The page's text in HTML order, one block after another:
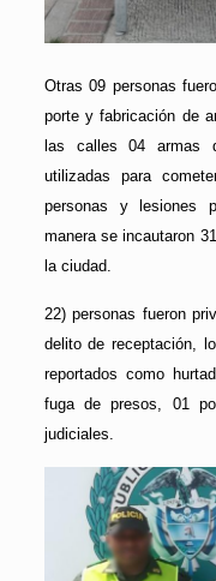
Otras 09 personas
porte y fabricación de
las calles 04 armas
utilizadas para
personas y lesiones
manera se incautaron
la ciudad.
22) personas fueron
delito de receptación,
reportados como
fuga de presos, 01
judiciales.